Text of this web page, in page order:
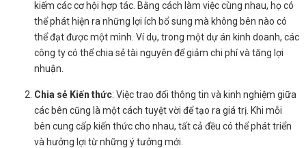
kiếm các cơ hội hợp tác. Bằng cách làm việc cùng nhau, họ có
thể phát hiện ra những lợi ích bổ sung mà không bên nào có
thể đạt được một mình. Ví dụ, trong một dự án kinh doanh, các
công ty có thể chia sẻ tài nguyên để giảm chi phí và tăng lợi
nhuận.
Chia sẻ Kiến thức: Việc trao đổi thông tin và kinh nghiệm giữa
các bên cũng là một cách tuyệt vời để tạo ra giá trị. Khi mỗi
bên cung cấp kiến thức cho nhau, tất cả đều có thể phát triển
và hưởng lợi từ những ý tưởng mới.